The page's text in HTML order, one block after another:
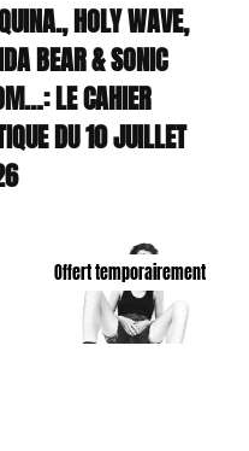
HOLY WAVE,
BEAR & SONIC
LE CAHIER
DU 10 JUILLET
Offert temporairement